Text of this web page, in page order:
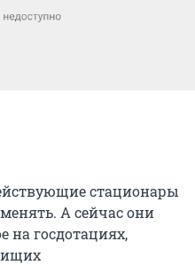
стационары
А сейчас они
на госдотациях,